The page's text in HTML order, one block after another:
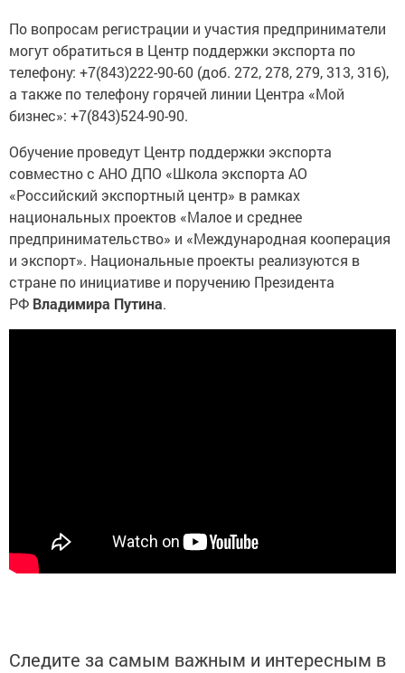
По вопросам регистрации и участия предприниматели
могут обратиться в Центр поддержки экспорта по
телефону: +7(843)222-90-60 (доб. 272, 278, 279, 313, 316),
а также по телефону горячей линии Центра «Мой
бизнес»: +7(843)524-90-90.
Обучение проведут Центр поддержки экспорта
совместно с АНО ДПО «Школа экспорта АО
«Российский экспортный центр» в рамках
национальных проектов «Малое и среднее
предпринимательство» и «Международная кооперация
и экспорт». Национальные проекты реализуются в
стране по инициативе и поручению Президента
РФ Владимира Путина.
Следите за самым важным и интересным в